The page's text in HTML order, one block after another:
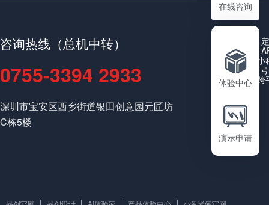
在线咨询
体验中心
演示申请
咨询热线（总机中转）
0755-3394 2933
深圳市宝安区西乡街道银田创意园元匠坊
C栋5楼
公众